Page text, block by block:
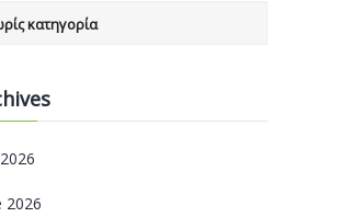
κατηγορία
2026